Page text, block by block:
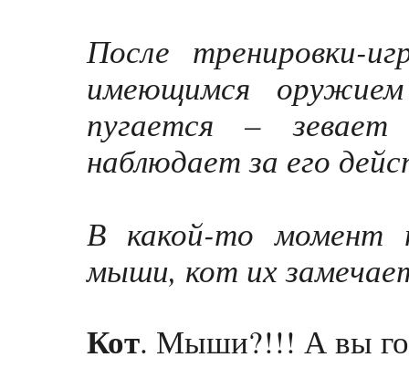
После тренировки-
имеющимся
пугается –
наблюдает за его
В какой-то момент
мыши, кот их
Кот. Мыши?!!! А вы